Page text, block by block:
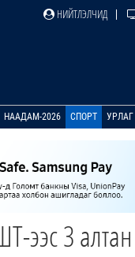
НИЙТЛЭЛЧИД
НААДАМ-2026 СПОРТ УРЛАГ
ээс 3